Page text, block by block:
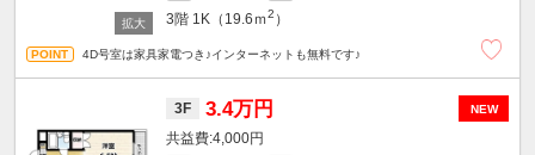
3階 1K（19.6ｍ2 ）
4D号室は家具家電つき♪インターネットも無料です♪
NEW
3F 3.4万円
4,000円